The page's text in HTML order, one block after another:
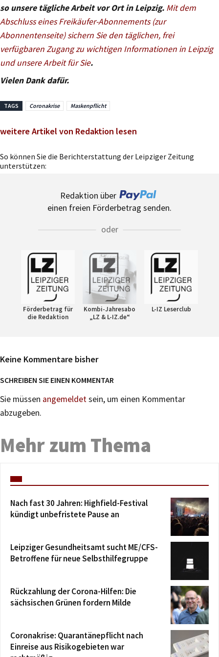
so unsere tägliche Arbeit vor Ort in Leipzig. Mit dem
Abschluss eines Freikäufer-Abonnements (zur
Abonnentenseite) sichern Sie den täglichen, frei
verfügbaren Zugang zu wichtigen Informationen in Leipzig
und unsere Arbeit für Sie.
Vielen Dank dafür.
TAGS Coronakrise Maskenpflicht
weitere Artikel von Redaktion lesen
So können Sie die Berichterstattung der Leipziger Zeitung
unterstützen:
Redaktion über
einen freien Förderbetrag senden.
oder
Förderbetrag für
die Redaktion
Kombi-Jahresabo
„LZ & L-IZ.de“
L-IZ Leserclub
Keine Kommentare bisher
SCHREIBEN SIE EINEN KOMMENTAR
Sie müssen angemeldetsein, um einen Kommentar
abzugeben.
Mehr zum Thema
Nach fast 30 Jahren: Highfield-Festival
kündigt unbefristete Pause an
Leipziger Gesundheitsamt sucht ME/CFS-
Betroffene für neue Selbsthilfegruppe
Rückzahlung der Corona-Hilfen: Die
sächsischen Grünen fordern Milde
Coronakrise: Quarantänepflicht nach
Einreise aus Risikogebieten war